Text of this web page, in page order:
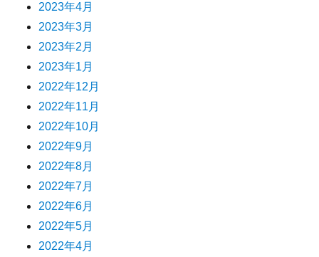
2023年4月
2023年3月
2023年2月
2023年1月
2022年12月
2022年11月
2022年10月
2022年9月
2022年8月
2022年7月
2022年6月
2022年5月
2022年4月